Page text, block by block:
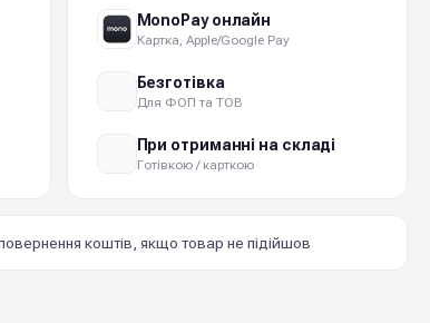
MonoPay онлайн
Картка, Apple/Google Pay
Безготівка
Для ФОП та ТОВ
При отриманні на складі
Готівкою / карткою
коштів, якщо товар не підійшов